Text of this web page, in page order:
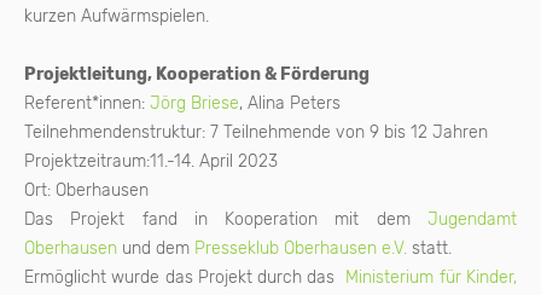
kurzen Aufwärmspielen.
Projektleitung, Kooperation & Förderung
Referent*innen: Jörg Briese, Alina Peters
Teilnehmendenstruktur: 7 Teilnehmende von 9 bis 12 Jahren
Projektzeitraum:11.-14. April 2023
Ort: Oberhausen
Das Projekt fand in Kooperation mit dem Jugendamt
Oberhausen und dem Presseklub Oberhausen e.V. statt.
Ermöglicht wurde das Projekt durch das
Ministerium für Kinder,